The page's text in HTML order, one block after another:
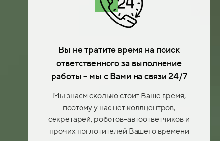
Вы не тратите время на поиск
ответственного за выполнение
работы – мы с Вами на связи 24/7
Мы знаем сколько стоит Ваше время,
поэтому у нас нет коллцентров,
секретарей, роботов-автоответчиков и
прочих поглотителей Вашего времени